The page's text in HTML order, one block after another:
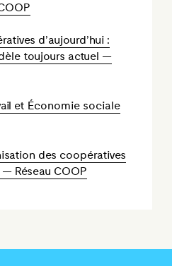
d’aujourd’hui :
toujours actuel —
et Économie sociale
des coopératives
Réseau COOP